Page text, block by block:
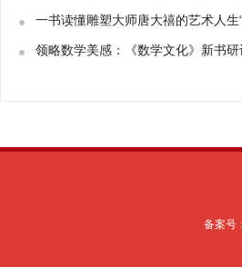
一书读懂雕塑大师唐大禧的艺术人生
领略数学美感：《数学文化》新书